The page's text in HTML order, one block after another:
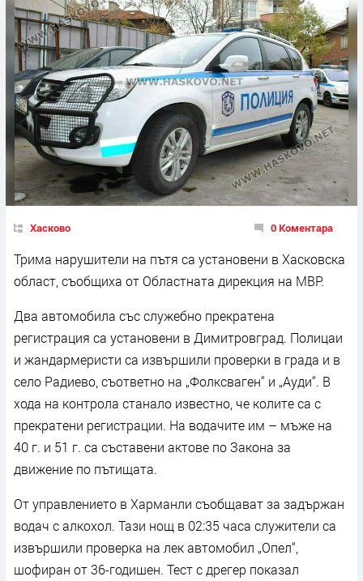
Хасково 0 Коментара
Трима нарушители на пътя са установени в Хасковска
област, съобщиха от Областната дирекция на МВР.
Два автомобила със служебно прекратена
регистрация са установени в Димитровград. Полицаи
и жандармеристи са извършили проверки в града и в
село Радиево, съответно на „Фолксваген“ и „Ауди“. В
хода на контрола станало известно, че колите са с
прекратени регистрации. На водачите им – мъже на
40 г. и 51 г. са съставени актове по Закона за
движение по пътищата.
От управлението в Харманли съобщават за задържан
водач с алкохол. Тази нощ в 02:35 часа служители са
извършили проверка на лек автомобил „Опел“,
шофиран от 36-годишен. Тест с дрегер показал